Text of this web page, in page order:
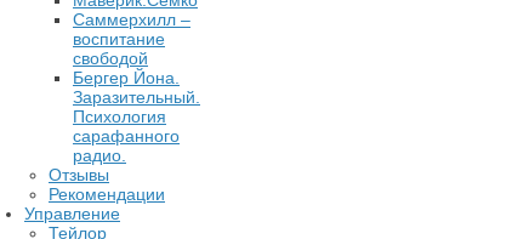
Саммерхилл –
воспитание
свободой
Бергер Йона.
Заразительный.
Психология
сарафанного
радио.
Отзывы
Рекомендации
Управление
Тейлор